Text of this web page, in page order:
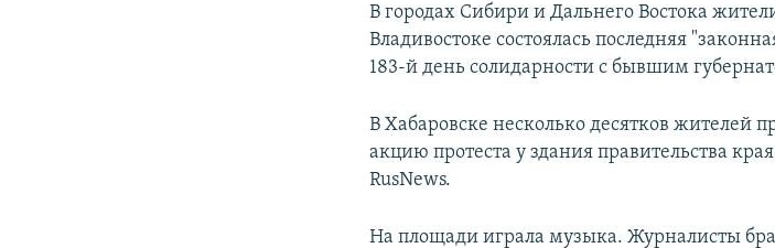
В городах Сибири и Дальнего Востока
Владивостоке состоялась последняя
183-й день солидарности с бывшим
В Хабаровске несколько десятков
акцию протеста у здания правительства
RusNews.
На площади играла музыка. Журналисты